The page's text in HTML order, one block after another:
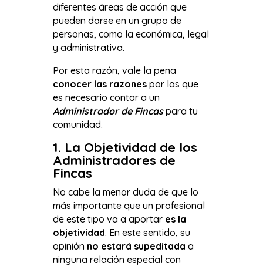
diferentes áreas de acción que
pueden darse en un grupo de
personas, como la económica, legal
y administrativa.
Por esta razón, vale la pena
conocer las razones por las que
es necesario contar a un
Administrador de Fincaspara tu
comunidad.
1. La Objetividad de los
Administradores de
Fincas
No cabe la menor duda de que lo
más importante que un profesional
de este tipo va a aportar es la
objetividad. En este sentido, su
opinión no estará supeditada a
ninguna relación especial con